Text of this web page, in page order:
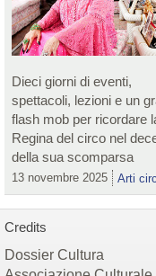
Dieci giorni di eventi,
spettacoli, lezioni e un
flash mob per ricordare
Regina del circo nel
della sua scomparsa
13 novembre 2025 Arti
Credits
Dossier Cultura